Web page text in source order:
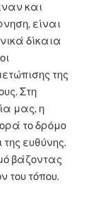
και
είναι
δίκαια
της
Στη
μας, η
το δρόμο
της ευθύνης.
βάζοντας
τόπου.